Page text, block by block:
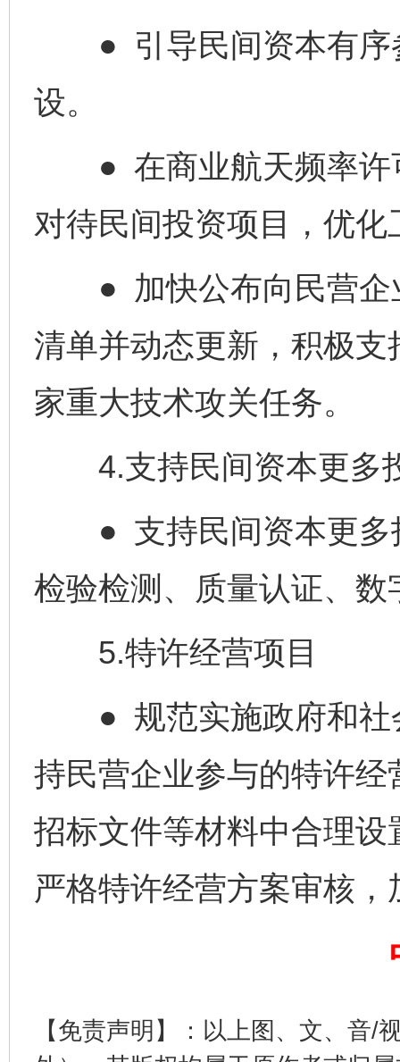
● 引导民间资本有序
设。
● 在商业航天频率许
对待民间投资项目，优
● 加快公布向民营企
清单并动态更新，积极
家重大技术攻关任务。
4.支持民间资本更多
● 支持民间资本更多
检验检测、质量认证、
5.特许经营项目
● 规范实施政府和社
持民营企业参与的特许
招标文件等材料中合理
严格特许经营方案审核
【免责声明】：以上图、文、音/